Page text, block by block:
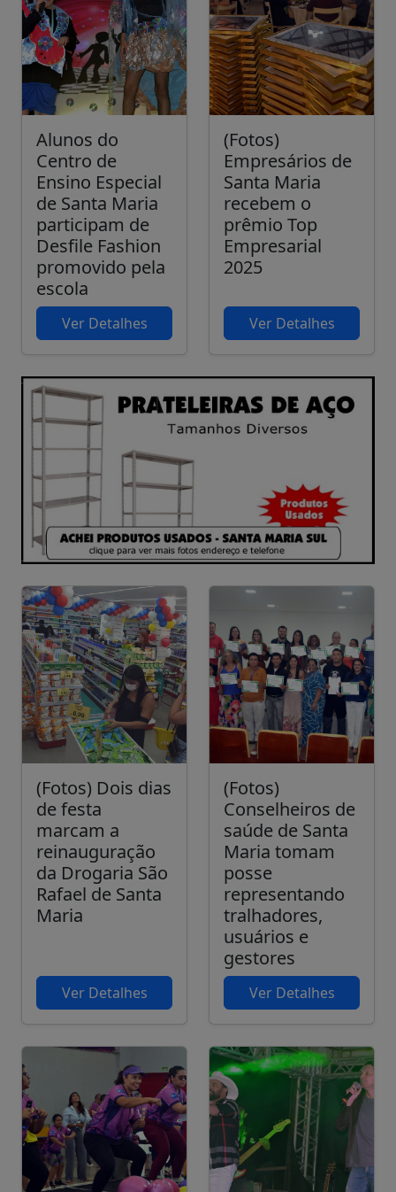
Alunos do
Centro de
Ensino Especial
de Santa Maria
participam de
Desfile Fashion
promovido pela
escola
Ver Detalhes
(Fotos)
Empresários de
Santa Maria
recebem o
prêmio Top
Empresarial
2025
Ver Detalhes
(Fotos) Dois dias
de festa
marcam a
reinauguração
da Drogaria São
Rafael de Santa
Maria
Ver Detalhes
(Fotos)
Conselheiros de
saúde de Santa
Maria tomam
posse
representando
tralhadores,
usuários e
gestores
Ver Detalhes